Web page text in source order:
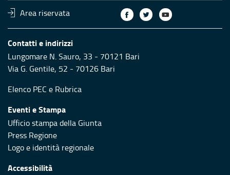
Area riservata
Contatti e indirizzi
Lungomare N. Sauro, 33 - 70121 Bari
Via G. Gentile, 52 - 70126 Bari
Elenco PEC e Rubrica
Eventi e Stampa
Ufficio stampa della Giunta
Press Regione
Logo e identità regionale
Accessibilità